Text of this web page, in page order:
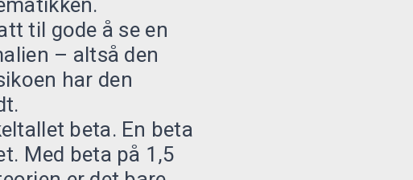
til gode å se en
– altså den
har den
beta. En beta
Med beta på 1,5